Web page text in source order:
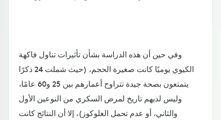
وفي حين أن هذه الدراسة بشأن تأثيرات تناول فاكهة
الكيوي يوميًا كانت صغيرة الحجم، (حيث شملت 24 ذكرًا
يتمتعون بصحة جيدة تتراوح أعمارهم بين 25 و60 عامًا،
وليس لديهم تاريخ لمرض السكري من النوعين الأول
والثاني، أو عدم تحمل الغلوكوز)، إلا أن النتائج كانت